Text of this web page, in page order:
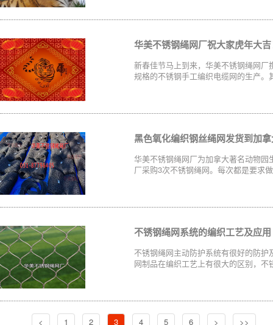
华美不锈钢绳网厂祝大家虎年大
新春佳节马上到来，华美不锈钢绳网
规格的不锈钢手工编织电缆网的生产
黑色氧化编织钢丝绳网发货到加
华美不锈钢绳网厂为加拿大著名动物
厂采购3次不锈钢绳网。每次都是要求
不锈钢绳网系统的编织工艺及应用
不锈钢绳网主动防护系统有很好的防
网制品在编织工艺上有很大的区别，
< 1 2 3 4 5 6 > >>